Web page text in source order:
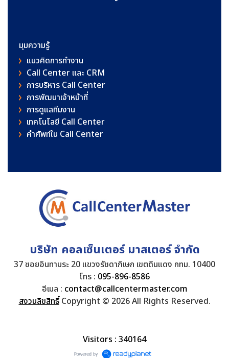
มุมความรู้
แนวคิดการทำงาน
Call Center และ CRM
การบริหาร Call Center
การพัฒนาเจ้าหน้าที่
การดูแลทีมงาน
เทคโนโลยี Call Center
คําศัพท์ใน Call Center
บริษัท คอลเซ็นเตอร์ มาสเตอร์ จำกัด
37 ซอยอินทามระ 20 แขวงรัชดาภิเษก เขตดินแดง กทม. 10400
โทร : 095-896-8586
อีเมล : contact@callcentermaster.com
สงวนลิขสิทธิ์Copyright © 2026 All Rights Reserved.
Visitors : 340164